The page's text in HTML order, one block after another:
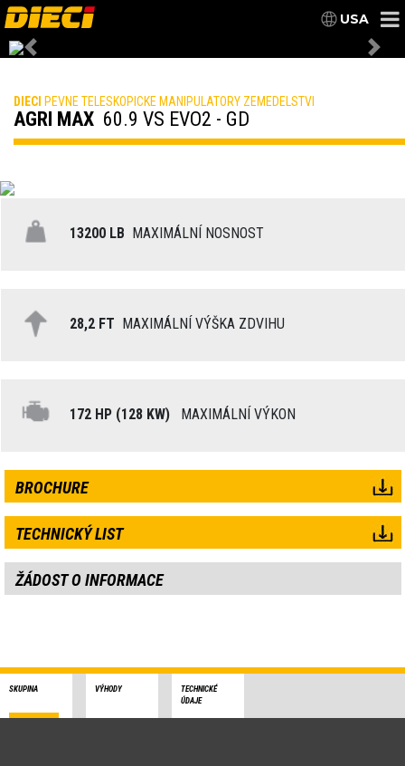
USA
Previous
DIECI PEVNE TELESKOPICKE MANIPULATORY ZEMEDELSTVI
AGRI MAX 60.9 VS EVO2 - GD
13200 LB MAXIMÁLNÍ NOSNOST
28,2 FT MAXIMÁLNÍ VÝŠKA ZDVIHU
172 HP (128 KW) MAXIMÁLNÍ VÝKON
BROCHURE
TECHNICKÝ LIST
ŽÁDOST O INFORMACE
SKUPINA VÝHODY
TECHNICKÉ
ÚDAJE